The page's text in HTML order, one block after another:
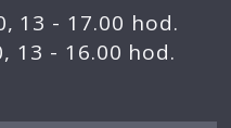
13 - 17.00 hod.
13 - 16.00 hod.